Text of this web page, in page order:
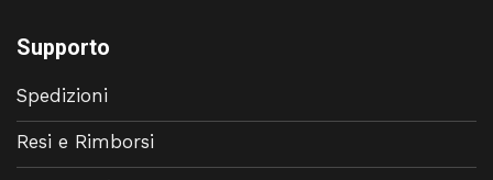
Supporto
Spedizioni
Resi e Rimborsi